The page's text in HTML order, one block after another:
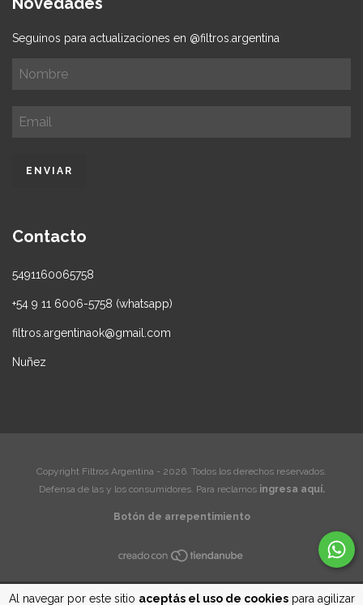
Al navegar por este sitio aceptás el uso de cookiespara agilizar
Seguinos para actualizaciones en @filtros.argentina
Contacto
5491160065758
+54 9 11 6006-5758 (whatsapp)
filtros.argentinaok@gmail.com
Nuñez
Copyright Filtros Argentina - 2026. Todos los derechos reservados.
Defensa de las y los consumidores. Para reclamos ingresa aquí.
Botón de arrepentimiento